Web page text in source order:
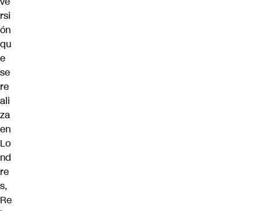
rsi
ón
qu
e
se
re
ali
za
en
Lo
nd
re
s,
Re